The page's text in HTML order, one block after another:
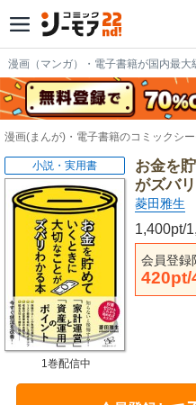
漫画（マンガ）・電子書籍が国内最大
漫画(まんが)・電子書籍のコミックシ
お金を
がズバ
菱田雅生
1,400pt/
会員登録
420pt/
小説・実用書
1巻配信中